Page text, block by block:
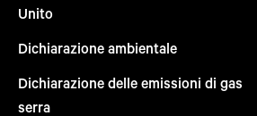
Unito
Dichiarazione ambientale
Dichiarazione delle emissioni di gas
serra